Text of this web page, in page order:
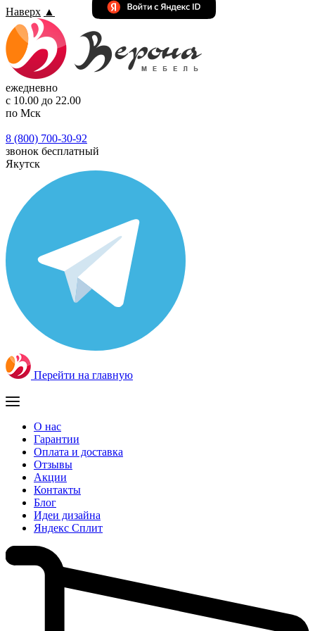
Наверх ▲
ежедневно
с 10.00 до 22.00
по Мск
8 (800) 700-30-92
звонок бесплатный
Якутск
Перейти на главную
О нас
Гарантии
Оплата и доставка
Отзывы
Акции
Контакты
Блог
Идеи дизайна
Яндекс Сплит